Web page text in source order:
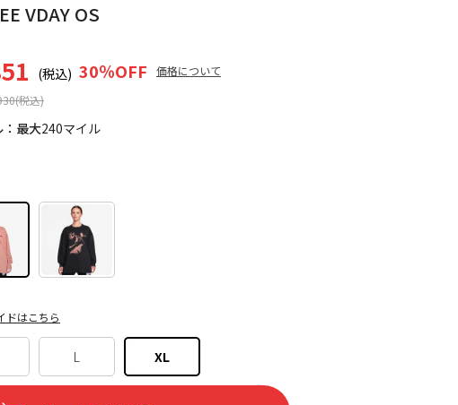
最大240マイル
VDAY OS
税込)
(税込) 30％OFF 価格について
L XL
ドはこちら